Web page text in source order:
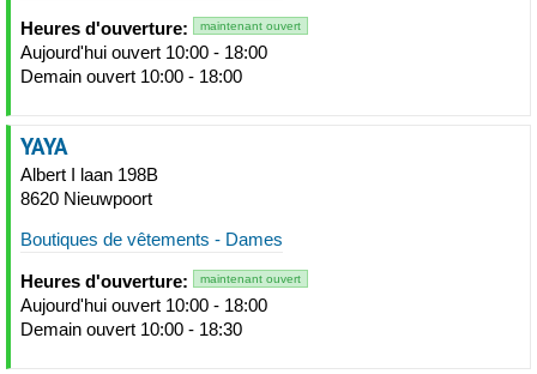
Heures d'ouverture: maintenant ouvert
Aujourd'hui ouvert 10:00 - 18:00
Demain ouvert 10:00 - 18:00
YAYA
Albert I laan 198B
8620 Nieuwpoort
Boutiques de vêtements - Dames
Heures d'ouverture: maintenant ouvert
Aujourd'hui ouvert 10:00 - 18:00
Demain ouvert 10:00 - 18:30